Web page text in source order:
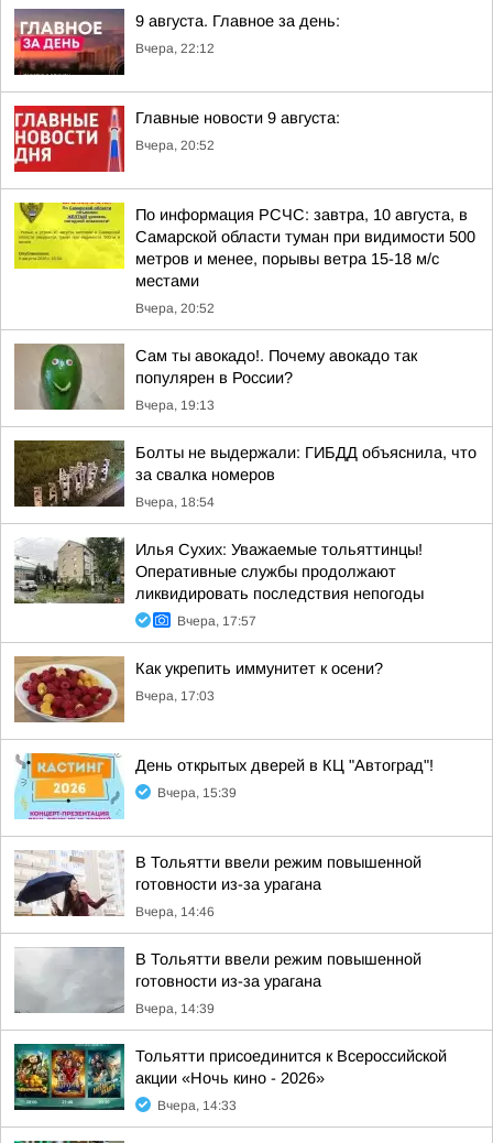
9 августа. Главное за день:
Вчера, 22:12
Главные новости 9 августа:
Вчера, 20:52
По информация РСЧС: завтра, 10 августа, в
Самарской области туман при видимости 500
метров и менее, порывы ветра 15-18 м/с
местами
Вчера, 20:52
Сам ты авокадо!. Почему авокадо так
популярен в России?
Вчера, 19:13
Болты не выдержали: ГИБДД объяснила, что
за свалка номеров
Вчера, 18:54
Илья Сухих: Уважаемые тольяттинцы!
Оперативные службы продолжают
ликвидировать последствия непогоды
Вчера, 17:57
Как укрепить иммунитет к осени?
Вчера, 17:03
День открытых дверей в КЦ "Автоград"!
Вчера, 15:39
В Тольятти ввели режим повышенной
готовности из-за урагана
Вчера, 14:46
В Тольятти ввели режим повышенной
готовности из-за урагана
Вчера, 14:39
Тольятти присоединится к Всероссийской
акции «Ночь кино - 2026»
Вчера, 14:33